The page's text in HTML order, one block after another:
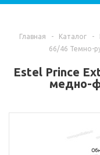
Главная - Каталог -
66/46 Темно-
Estel Prince
медно-